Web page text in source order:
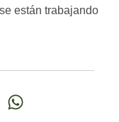
están trabajando